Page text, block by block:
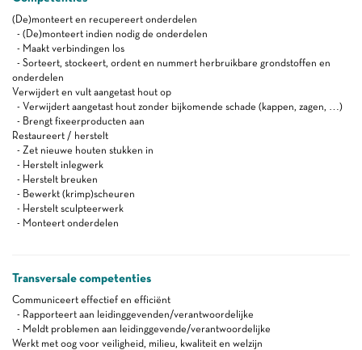
(De)monteert en recupereert onderdelen
- (De)monteert indien nodig de onderdelen
- Maakt verbindingen los
- Sorteert, stockeert, ordent en nummert herbruikbare grondstoffen en
onderdelen
Verwijdert en vult aangetast hout op
- Verwijdert aangetast hout zonder bijkomende schade (kappen, zagen, …)
- Brengt fixeerproducten aan
Restaureert / herstelt
- Zet nieuwe houten stukken in
- Herstelt inlegwerk
- Herstelt breuken
- Bewerkt (krimp)scheuren
- Herstelt sculpteerwerk
- Monteert onderdelen
Transversale competenties
Communiceert effectief en efficiënt
- Rapporteert aan leidinggevenden/verantwoordelijke
- Meldt problemen aan leidinggevende/verantwoordelijke
Werkt met oog voor veiligheid, milieu, kwaliteit en welzijn